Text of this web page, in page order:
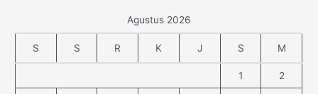
Agustus 2026
S S R K J S M
1 2